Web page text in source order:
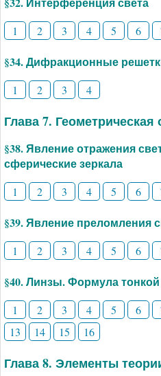
1 2 3 4 5 6
§34. Дифракционные
1 2 3 4
Глава 7. Геометрическая
§38. Явление отражения
сферические зеркала
1 2 3 4 5 6
§39. Явление преломления
1 2 3 4 5 6
§40. Линзы. Формула
1 2 3 4 5 6
13
14 15 16
Глава 8. Элементы